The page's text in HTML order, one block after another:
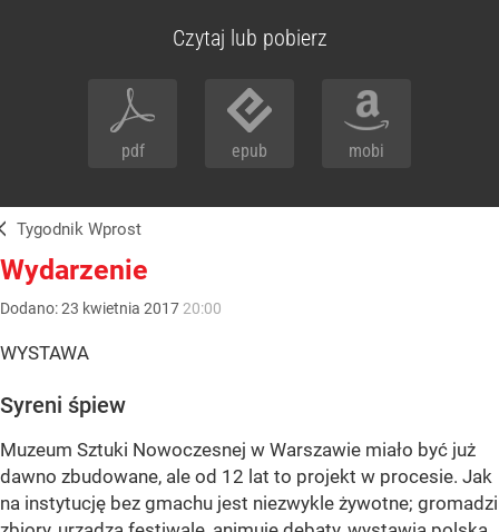
Czytaj lub pobierz
pdf epub mobi
Tygodnik Wprost
Wydarzenie
Dodano:23 kwietnia 2017 20:00
WYSTAWA
Syreni śpiew
Muzeum Sztuki Nowoczesnej w Warszawie miało być już
dawno zbudowane, ale od 12 lat to projekt w procesie. Jak
na instytucję bez gmachu jest niezwykle żywotne; gromadzi